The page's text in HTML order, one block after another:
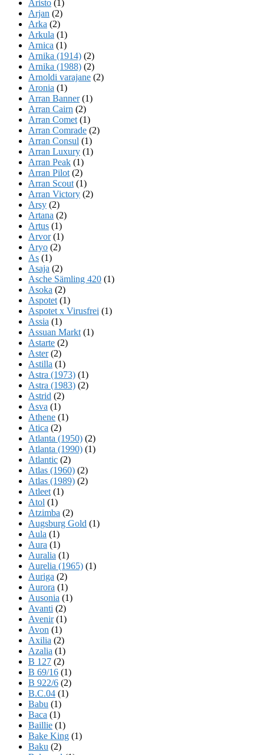
Aristo (1)
Arjan (2)
Arka (2)
Arkula (1)
Arnica (1)
Arnika (1914) (2)
Arnika (1988) (2)
Arnoldi varajane (2)
Aronia (1)
Arran Banner(1)
Arran Cairn (2)
Arran Comet (1)
Arran Comrade (2)
Arran Consul (1)
Arran Luxury (1)
Arran Peak (1)
Arran Pilot (2)
Arran Scout (1)
Arran Victory (2)
Arsy (2)
Artana (2)
Artus (1)
Arvor(1)
Aryo (2)
As (1)
Asaja (2)
Asche Sämling 420 (1)
Asoka (2)
Aspotet (1)
Aspotet x Virusfrei (1)
Assia (1)
Assuan Markt (1)
Astarte (2)
Aster(2)
Astilla (1)
Astra (1973) (1)
Astra (1983) (2)
Astrid (2)
Asva (1)
Athene (1)
Atica (2)
Atlanta (1950) (2)
Atlanta (1990) (1)
Atlantic (2)
Atlas (1960) (2)
Atlas (1989) (2)
Atleet (1)
Atol (1)
Atzimba (2)
Augsburg Gold (1)
Aula (1)
Aura (1)
Auralia (1)
Aurelia (1965) (1)
Auriga (2)
Aurora (1)
Ausonia (1)
Avanti (2)
Avenir(1)
Avon (1)
Axilia (2)
Azalia (1)
B 127 (2)
B 69/16 (1)
B 922/6 (2)
B.C.04 (1)
Babu (1)
Baca (1)
Baillie (1)
Bake King (1)
Baku (2)